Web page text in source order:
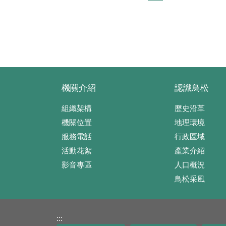
機關介紹
組織架構
機關位置
服務電話
活動花絮
影音專區
認識鳥松
歷史沿革
地理環境
行政區域
產業介紹
人口概況
鳥松采風
:::